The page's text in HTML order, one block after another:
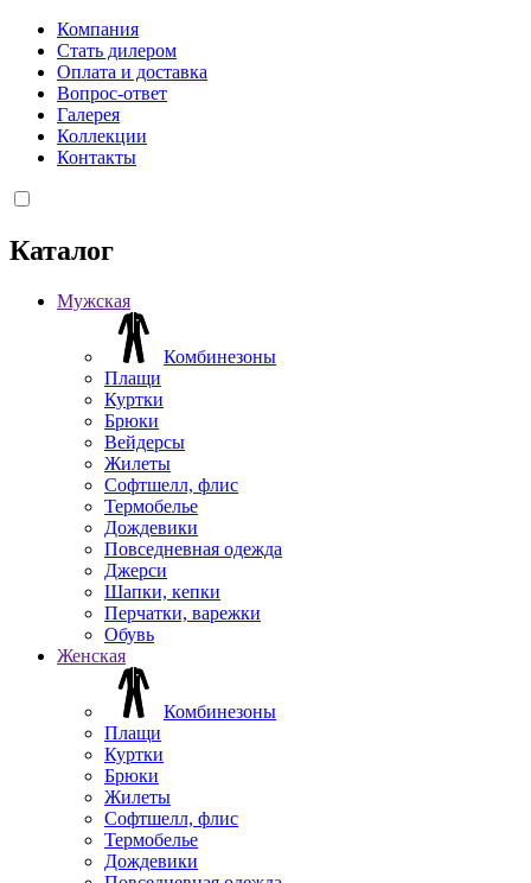
Компания
Стать дилером
Оплата и доставка
Вопрос-ответ
Галерея
Коллекции
Контакты
Каталог
Мужская
Комбинезоны
Плащи
Куртки
Брюки
Вейдерсы
Жилеты
Софтшелл, флис
Термобелье
Дождевики
Повседневная одежда
Джерси
Шапки, кепки
Перчатки, варежки
Обувь
Женская
Комбинезоны
Плащи
Куртки
Брюки
Жилеты
Софтшелл, флис
Термобелье
Дождевики